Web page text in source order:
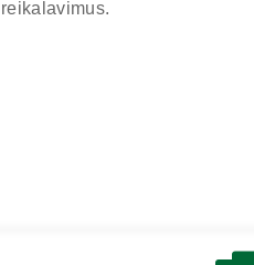
reikalavimus.